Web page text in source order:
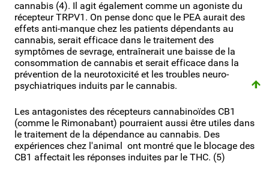
cannabis (4). Il agit également comme un agoniste du
récepteur TRPV1. On pense donc que le PEA aurait des
effets anti-manque chez les patients dépendants au
cannabis, serait efficace dans le traitement des
symptômes de sevrage, entraînerait une baisse de la
consommation de cannabis et serait efficace dans la
prévention de la neurotoxicité et les troubles neuro-
psychiatriques induits par le cannabis.
Les antagonistes des récepteurs cannabinoïdes CB1
(comme le Rimonabant) pourraient aussi être utiles dans
le traitement de la dépendance au cannabis. Des
expériences chez l'animal ont montré que le blocage des
CB1 affectait les réponses induites par le THC. (5)